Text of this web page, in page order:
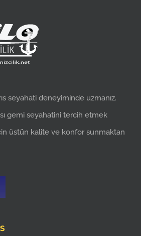
seyahati deneyiminde uzmanız.
gemi seyahatini tercih etmek
üstün kalite ve konfor sunmaktan